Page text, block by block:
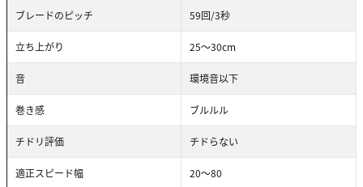
ブレードのピッチ 59回/3秒
立ち上がり 25～30cm
音 環境音以下
巻き感 ブルルル
チドリ評価 チドらない
適正スピード幅 20〜80